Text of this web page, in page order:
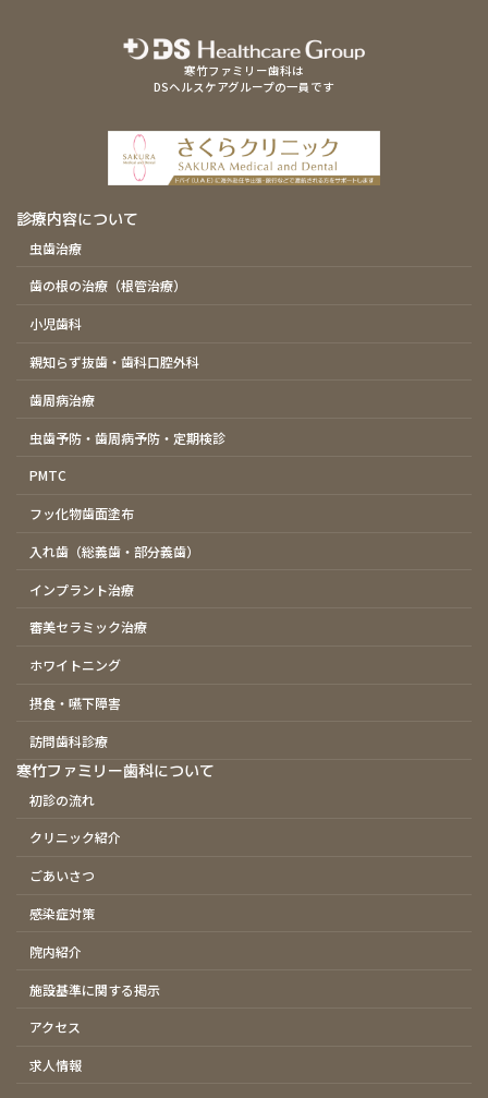
寒竹ファミリー歯科は
DSヘルスケアグループの一員です
診療内容について
虫歯治療
歯の根の治療（根管治療）
小児歯科
親知らず抜歯・歯科口腔外科
歯周病治療
虫歯予防・歯周病予防・定期検診
PMTC
フッ化物歯面塗布
入れ歯（総義歯・部分義歯）
インプラント治療
審美セラミック治療
ホワイトニング
摂食・嚥下障害
訪問歯科診療
寒竹ファミリー歯科について
初診の流れ
クリニック紹介
ごあいさつ
感染症対策
院内紹介
施設基準に関する掲示
アクセス
求人情報